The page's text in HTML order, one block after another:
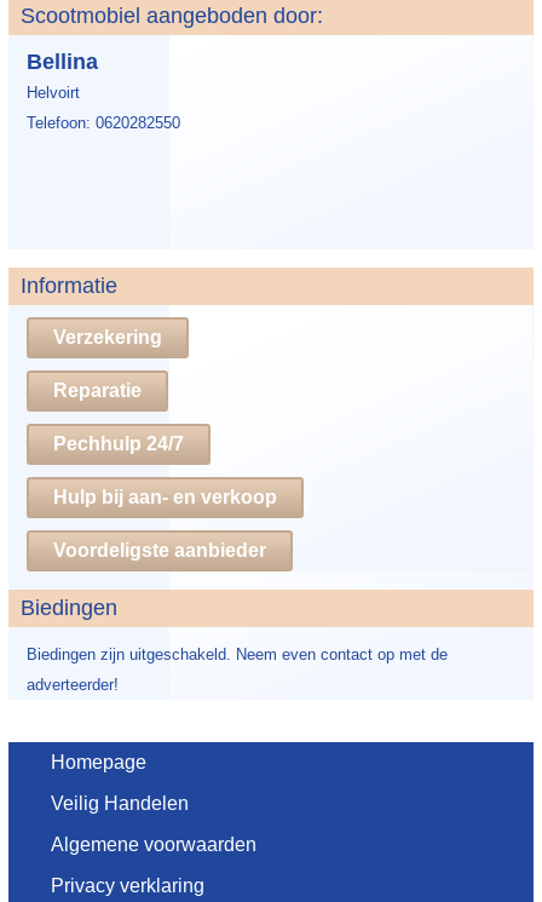
Scootmobiel aangeboden door:
Bellina
Helvoirt
Telefoon: 0620282550
Informatie
Verzekering
Reparatie
Pechhulp 24/7
Hulp bij aan- en verkoop
Voordeligste aanbieder
Biedingen
Biedingen zijn uitgeschakeld. Neem even contact op met de
adverteerder!
Homepage
Veilig Handelen
Algemene voorwaarden
Privacy verklaring